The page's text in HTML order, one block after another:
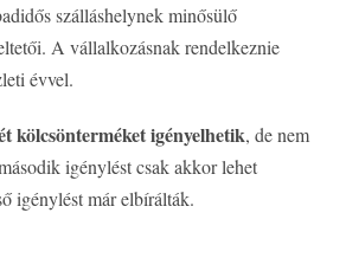
szálláshelynek minősülő
A vállalkozásnak rendelkeznie
évvel.
kölcsönterméket igényelhetik, de nem
igénylést csak akkor lehet
igénylést már elbírálták.